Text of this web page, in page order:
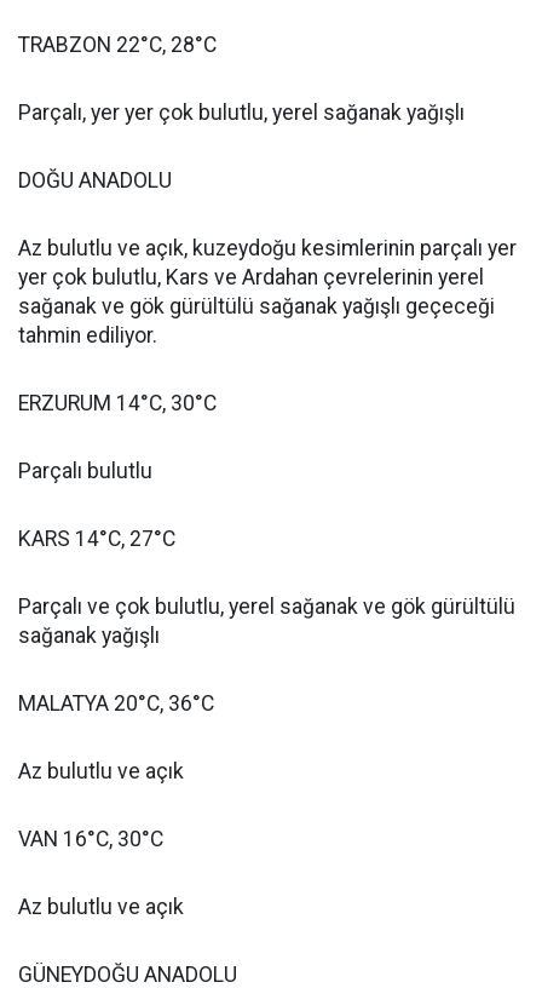
TRABZON 22°C, 28°C
Parçalı, yer yer çok bulutlu, yerel sağanak yağışlı
DOĞU ANADOLU
Az bulutlu ve açık, kuzeydoğu kesimlerinin parçalı yer
yer çok bulutlu, Kars ve Ardahan çevrelerinin yerel
sağanak ve gök gürültülü sağanak yağışlı geçeceği
tahmin ediliyor.
ERZURUM 14°C, 30°C
Parçalı bulutlu
KARS 14°C, 27°C
Parçalı ve çok bulutlu, yerel sağanak ve gök gürültülü
sağanak yağışlı
MALATYA 20°C, 36°C
Az bulutlu ve açık
VAN 16°C, 30°C
Az bulutlu ve açık
GÜNEYDOĞU ANADOLU